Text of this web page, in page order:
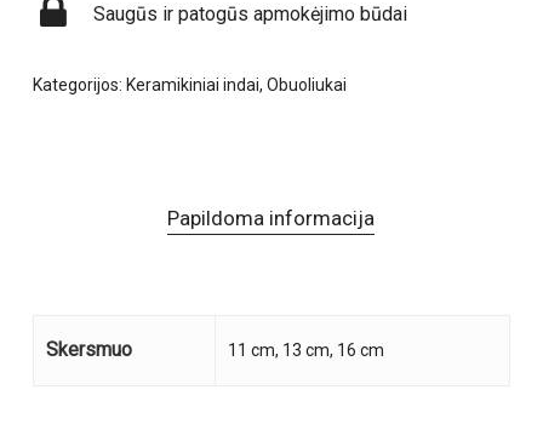
Saugūs ir patogūs apmokėjimo būdai
Kategorijos: Keramikiniai indai, Obuoliukai
Papildoma informacija
Skersmuo 11 cm, 13 cm, 16 cm